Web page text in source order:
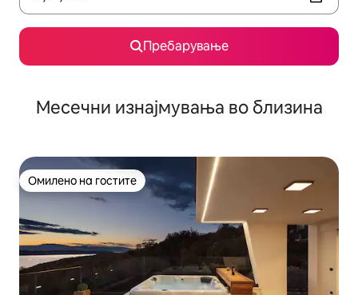
Пребарување
Месечни изнајмувања во близина
Омилено на гостите
Омилено на гостите